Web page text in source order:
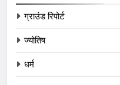
ग्राउंड रिपोर्ट
ज्योतिष
धर्म